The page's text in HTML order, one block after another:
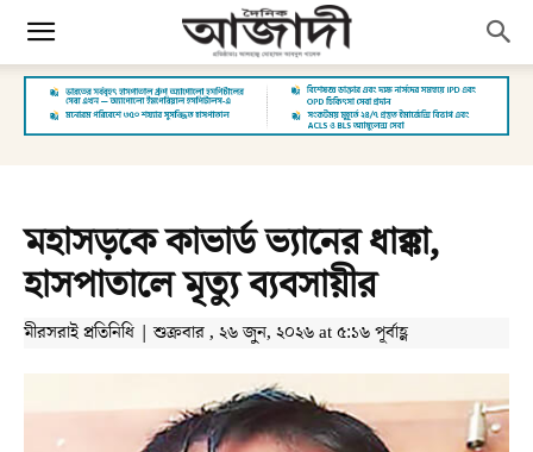
মহাসড়কে কাভার্ড ভ্যানের ধাক্কা,
হাসপাতালে মৃত্যু ব্যবসায়ীর
মীরসরাই প্রতিনিধি | শুক্রবার , ২৬ জুন, ২০২৬ at ৫:১৬ পূর্বাহ্ণ